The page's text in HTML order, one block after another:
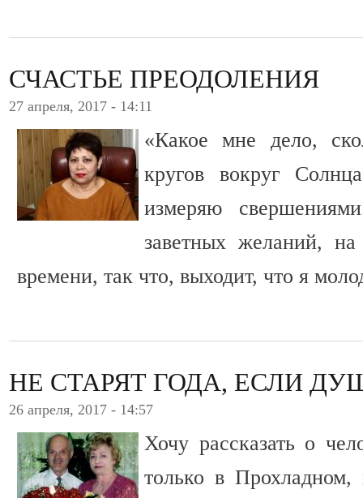
СЧАСТЬЕ ПРЕОДОЛЕНИЯ
27 апреля, 2017 - 14:11
«Какое мне дело,
кругов вокруг
измеряю
заветных желаний, на
времени, так что, выходит, что я
НЕ СТАРЯТ ГОДА, ЕСЛИ
26 апреля, 2017 - 14:57
Хочу рассказать о
только в